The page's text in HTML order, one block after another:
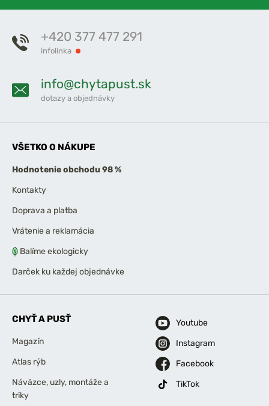
+420 377 477 291
infolinka
info@chytapust.sk
dotazy a objednávky
VŠETKO O NÁKUPE
Hodnotenie obchodu 98 %
Kontakty
Doprava a platba
Vrátenie a reklamácia
Balíme ekologicky
Darček ku každej objednávke
CHYŤ A PUSŤ
Magazín
Atlas rýb
Náväzce, uzly, montáže a
triky
Youtube
Instagram
Facebook
TikTok